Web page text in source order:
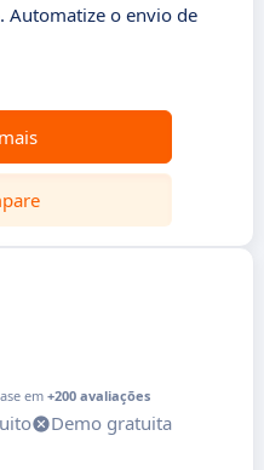
Automatize o envio de
em +200 avaliações
Demo gratuita